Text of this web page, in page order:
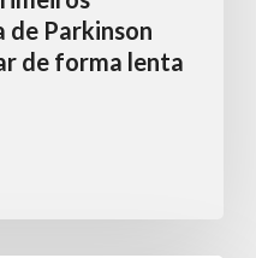
de Parkinson
de forma lenta